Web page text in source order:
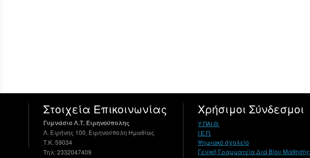
Στοιχεία Επικοινωνίας
Γυμνάσιο Λ.Τ. Ειρηνούπολης
Λ. Ειρήνης 100, Ειρηνούπολη Ημαθίας
Τ.Κ. 59034
Τηλ: 2332047409
Χρήσιμοι Σύνδεσμοι
Υ.ΠΑΙ.Θ.
Ι.Ε.Π.
Ψηφιακό σχολείο
Γενική Γραμματεία Διά Βίου Μάθησης